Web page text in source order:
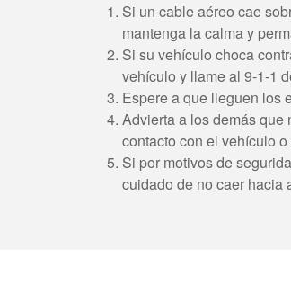
Si un cable aéreo cae
mantenga la calma y
Si su vehículo choca
vehículo y llame al 9-1-1
Espere a que lleguen los
Advierta a los demás
contacto con el vehículo
Si por motivos de
cuidado de no caer hacia